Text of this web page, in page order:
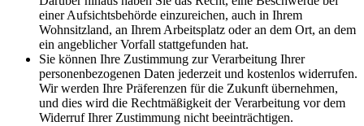
einer Aufsichtsbehörde einzureichen, auch in Ihrem
Wohnsitzland, an Ihrem Arbeitsplatz oder an dem Ort, an dem
ein angeblicher Vorfall stattgefunden hat.
Sie können Ihre Zustimmung zur Verarbeitung Ihrer
personenbezogenen Daten jederzeit und kostenlos widerrufen.
Wir werden Ihre Präferenzen für die Zukunft übernehmen,
und dies wird die Rechtmäßigkeit der Verarbeitung vor dem
Widerruf Ihrer Zustimmung nicht beeinträchtigen.